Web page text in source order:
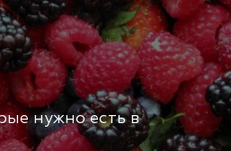
нужно есть в